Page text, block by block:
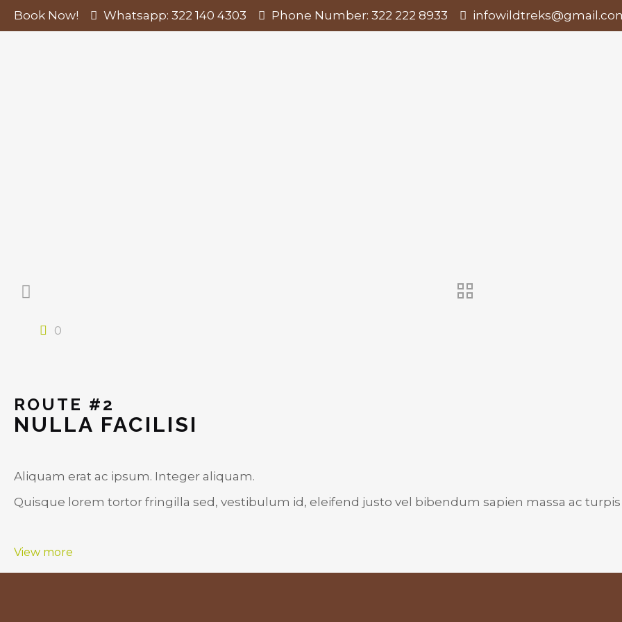
Book Now! Whatsapp: 322 140 4303 Phone Number: 322 222 8933
0
ROUTE #2
NULLA FACILISI
Aliquam erat ac ipsum. Integer aliquam.
Quisque lorem tortor fringilla sed, vestibulum id, eleifend justo vel bibendum sapien massa ac
View more